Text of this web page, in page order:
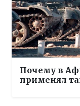
Почему в
применял